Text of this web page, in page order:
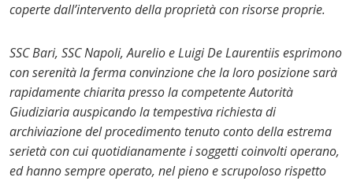
coperte dall’intervento della proprietà con risorse proprie.
SSC Bari, SSC Napoli, Aurelio e Luigi De Laurentiis esprimono
con serenità la ferma convinzione che la loro posizione sarà
rapidamente chiarita presso la competente Autorità
Giudiziaria auspicando la tempestiva richiesta di
archiviazione del procedimento tenuto conto della estrema
serietà con cui quotidianamente i soggetti coinvolti operano,
ed hanno sempre operato, nel pieno e scrupoloso rispetto